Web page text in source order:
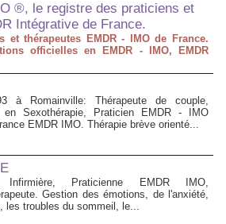
®, le registre des praticiens et
Intégrative de France.
et thérapeutes EMDR - IMO de France.
officielles en EMDR - IMO, EMDR
à Romainville: Thérapeute de couple,
en Sexothérapie, Praticien EMDR - IMO
EMDR IMO. Thérapie brève orienté...
Infirmière, Praticienne EMDR IMO,
Gestion des émotions, de l'anxiété,
les troubles du sommeil, le...